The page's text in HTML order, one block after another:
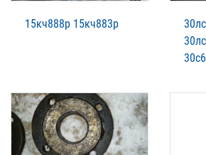
15кч888р 15кч883р